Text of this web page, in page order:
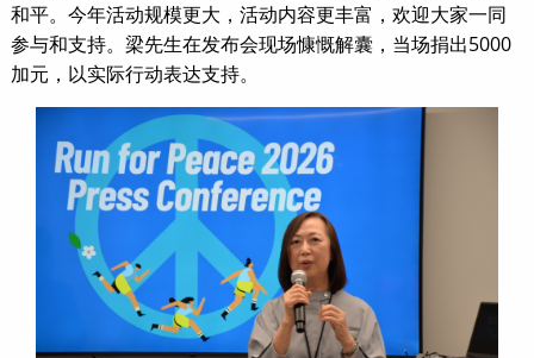
和平。今年活动规模更大，活动内容更丰富，欢迎大家一同
参与和支持。梁先生在发布会现场慷慨解囊，当场捐出5000
加元，以实际行动表达支持。